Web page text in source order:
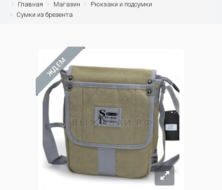
Главная Магазин
Рюкзаки и подсумки
Сумки из брезента
ЖДЁМ